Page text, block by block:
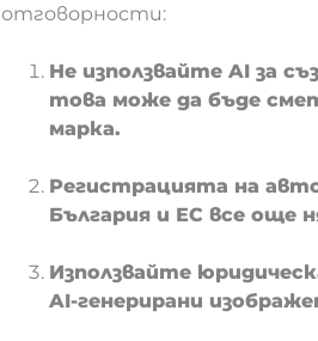
отговорности:
Не използвайте AI за
това може да бъде
марка.
Регистрацията на
България и ЕС все още
Използвайте
AI-генерирани